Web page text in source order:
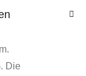
Die